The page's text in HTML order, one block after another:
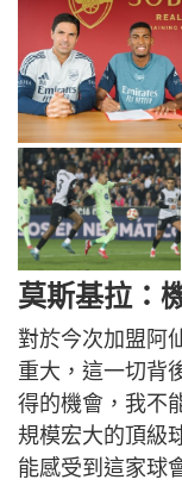
莫斯基拉：
對於今次加盟阿
重大，這一切背
得的機會，我不
規模宏大的頂級
能感受到這家球